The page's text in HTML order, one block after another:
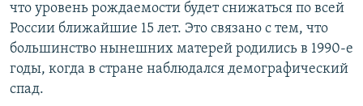
что уровень рождаемости будет снижаться по всей
России ближайшие 15 лет. Это связано с тем, что
большинство нынешних матерей родились в 1990-е
годы, когда в стране наблюдался демографический
спад.